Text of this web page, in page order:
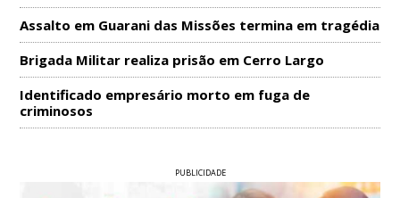
Assalto em Guarani das Missões termina em tragédia
Brigada Militar realiza prisão em Cerro Largo
Identificado empresário morto em fuga de
criminosos
PUBLICIDADE